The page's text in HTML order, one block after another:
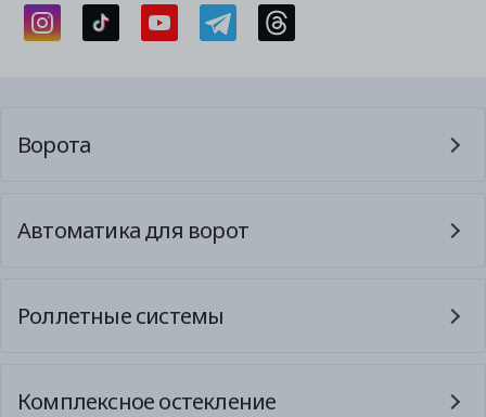
Ворота
Автоматика для ворот
Роллетные системы
Комплексное остекление